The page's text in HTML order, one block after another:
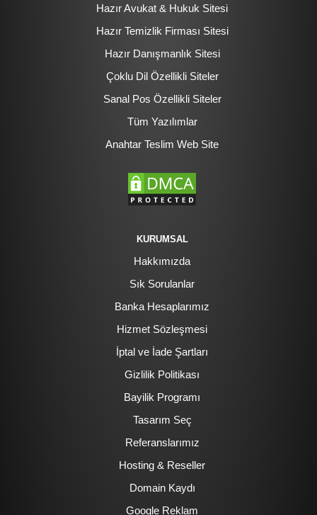
Hazır Avukat & Hukuk Sitesi
Hazır Temizlik Firması Sitesi
Hazır Danışmanlık Sitesi
Çoklu Dil Özellikli Siteler
Sanal Pos Özellikli Siteler
Tüm Yazılımlar
Anahtar Teslim Web Site
KURUMSAL
Hakkımızda
Sık Sorulanlar
Banka Hesaplarımız
Hizmet Sözleşmesi
İptal ve İade Şartları
Gizlilik Politikası
Bayilik Programı
Tasarım Seç
Referanslarımız
Hosting & Reseller
Domain Kaydı
Google Reklam